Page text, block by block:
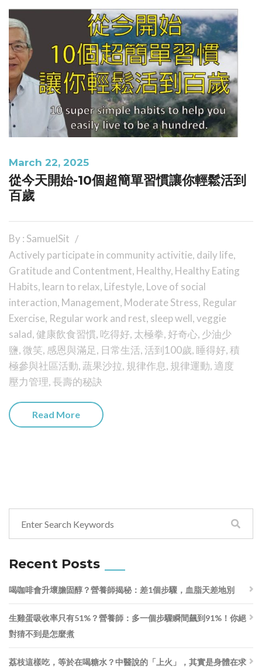
March 22, 2025
從今天開始-10個超簡單習慣讓你輕鬆活到
百歲
By : SamuelSit
Actively participate in community activitie, daily life,
Gratitude and Contentment, Healthy, Healthy Eating
Habits, learn to relax, Lifestyle, Love of social
interaction, Management, Moderate Stress, Regular
Exercise, Regular work and rest, sleep well,veggie
salad,健康飲食習慣, 吃得好, 太極拳, 好奇心, 少油少
鹽,微笑, 感恩與滿足, 日常生活, 活到100歲, 睡得好,積
極參與社區活動,蔬果沙拉, 規律作息, 規律運動, 適度
壓力管理,長壽的秘訣
Read More
Recent Posts
喝咖啡會升壞膽固醇？營養師揭秘：差1個步驟，血脂天差地別
生雞蛋吸收率只有51%？營養師：多一個步驟瞬間飆到91%！你絕
對猜不到是怎麼煮
荔枝這樣吃，等於在喝糖水？中醫說的「上火」，其實是身體在求